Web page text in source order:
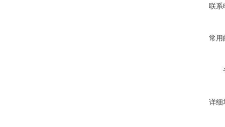
联系
常用
详细